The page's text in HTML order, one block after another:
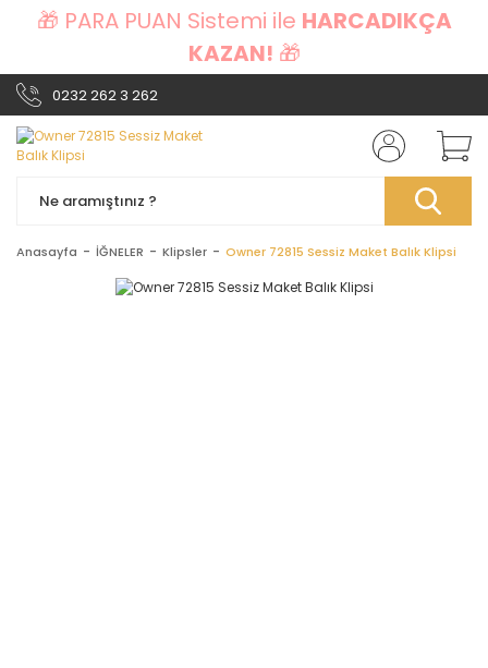
🎁 PARA PUAN Sistemi ile HARCADIKÇA
KAZAN! 🎁
0232 262 3 262
Anasayfa İĞNELER Klipsler Owner 72815 Sessiz Maket Balık Klipsi